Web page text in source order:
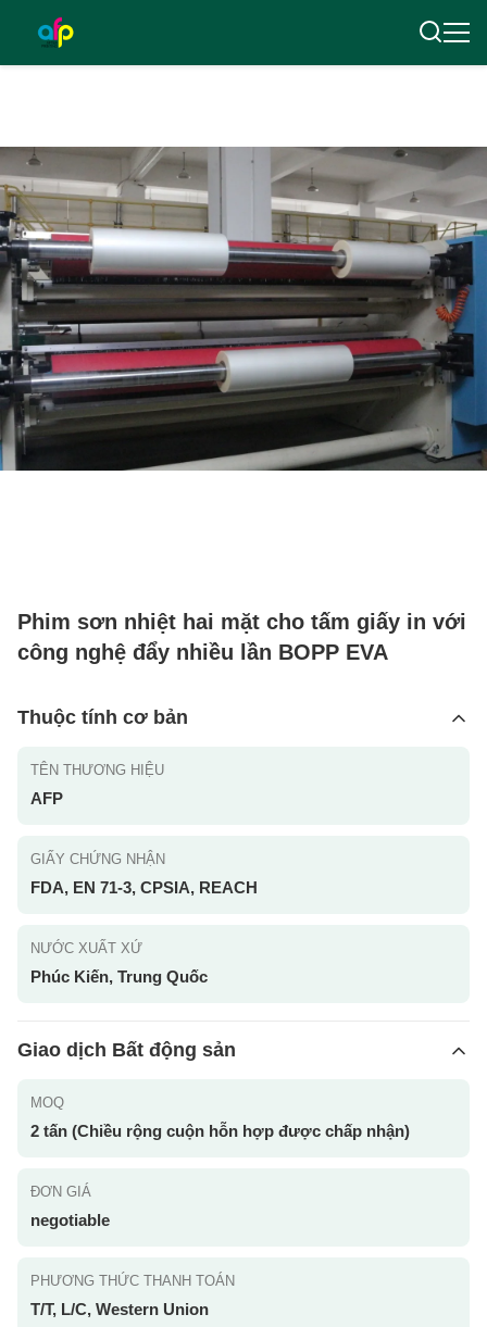
Phim sơn nhiệt hai mặt cho tấm giấy in với
công nghệ đẩy nhiều lần BOPP EVA
Thuộc tính cơ bản
TÊN THƯƠNG HIỆU
AFP
GIẤY CHỨNG NHẬN
FDA, EN 71-3, CPSIA, REACH
NƯỚC XUẤT XỨ
Phúc Kiến, Trung Quốc
Giao dịch Bất động sản
MOQ
2 tấn (Chiều rộng cuộn hỗn hợp được chấp nhận)
ĐƠN GIÁ
negotiable
PHƯƠNG THỨC THANH TOÁN
T/T, L/C, Western Union